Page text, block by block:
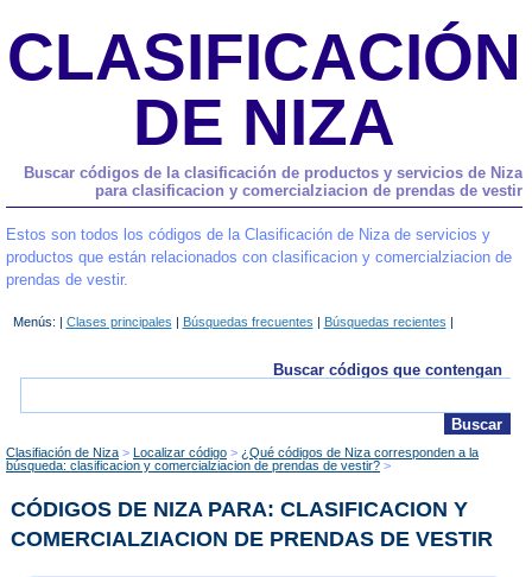
CLASIFICACIÓN
DE NIZA
Buscar códigos de la clasificación de productos y servicios de Niza
para clasificacion y comercialziacion de prendas de vestir
Estos son todos los códigos de la Clasificación de Niza de servicios y
productos que están relacionados con clasificacion y comercialziacion de
prendas de vestir.
Menús: | Clases principales | Búsquedas frecuentes | Búsquedas recientes |
Buscar códigos que contengan
Clasifiación de Niza Localizar código
¿Qué códigos de Niza corresponden a la
búsqueda: clasificacion y comercialziacion de prendas de vestir?
CÓDIGOS DE NIZA PARA: CLASIFICACION Y
COMERCIALZIACION DE PRENDAS DE VESTIR